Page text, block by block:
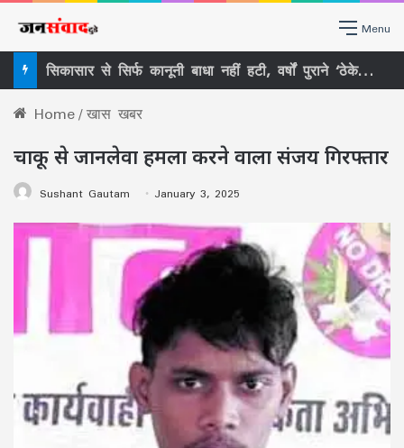
Menu
सिकासार से सिर्फ कानूनी बाधा नहीं हटी, वर्षों पुराने ‘ठेकेदारी तंत्र’ पर भी खड़ा हुआ बड़ा सवाल
Home/खास खबर
चाकू से जानलेवा हमला करने वाला संजय गिरफ्तार
Sushant Gautam January 3, 2025